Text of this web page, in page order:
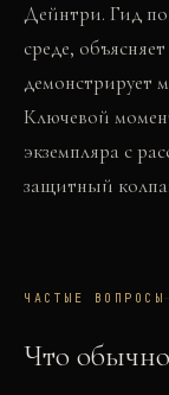
Дейнтри. Гид
среде,
демонстрирует
Ключевой
экземпляра с
защитный
ЧАСТЫЕ ВОПРОСЫ
Что